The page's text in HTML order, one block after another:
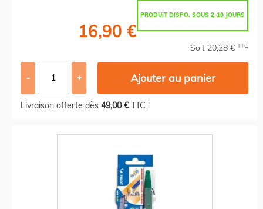
PRODUIT DISPO. SOUS 2-10 JOURS
16,90 €
Soit 20,28 € TTC
- + Ajouter au panier
Livraison offerte dès 49,00 €TTC !